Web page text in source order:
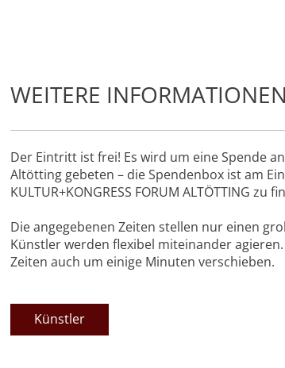
WEITERE INFORMATIONEN
Der Eintritt ist frei! Es wird um eine Spende
Altötting gebeten – die Spendenbox ist am
KULTUR+KONGRESS FORUM ALTÖTTING zu
Die angegebenen Zeiten stellen nur einen
Künstler werden flexibel miteinander
Zeiten auch um einige Minuten verschieben.
Künstler